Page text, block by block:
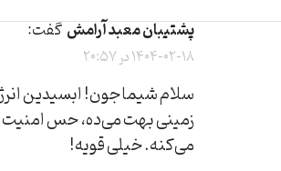
پشتیبان معبد آرامشگفت:
1404-02-18 در 20:57
سلام شیما جون! ابسیدین
زمینی بهت می‌ده، حس امنیت
می‌کنه. خیلی قویه!